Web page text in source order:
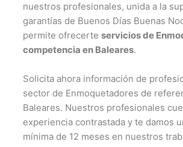
nuestros profesionales, unida a la
garantías de Buenos Días Buenas
permite ofrecerte servicios de
competencia en Baleares.
Solicita ahora información de
sector de Enmoquetadores de
Baleares. Nuestros profesionales
experiencia contrastada y te damos
mínima de 12 meses en nuestros